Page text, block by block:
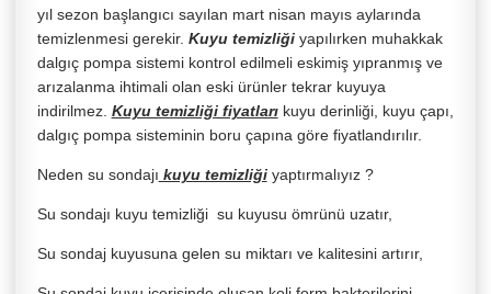
yıl sezon başlangıcı sayılan mart nisan mayıs aylarında
temizlenmesi gerekir. Kuyu temizliği yapılırken muhakkak
dalgıç pompa sistemi kontrol edilmeli eskimiş yıpranmış ve
arızalanma ihtimali olan eski ürünler tekrar kuyuya
indirilmez. Kuyu temizliği fiyatlarıkuyu derinliği, kuyu çapı,
dalgıç pompa sisteminin boru çapına göre fiyatlandırılır.
Neden su sondajı kuyu temizliğiyaptırmalıyız ?
Su sondajı kuyu temizliği su kuyusu ömrünü uzatır,
Su sondaj kuyusuna gelen su miktarı ve kalitesini artırır,